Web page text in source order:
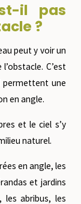
il pas
?
peut y voir un
C’est
permettent une
en angle.
et le ciel s’y
naturel.
en angle, les
et jardins
les abribus, les